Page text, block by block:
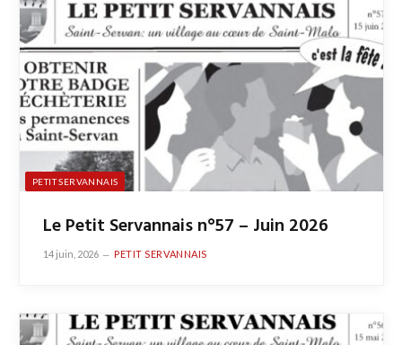
PETIT SERVANNAIS
Le Petit Servannais n°57 – Juin 2026
14 juin, 2026 PETIT SERVANNAIS